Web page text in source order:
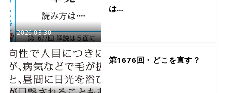
2026.03.30
は…
第1676回・どこを直す？